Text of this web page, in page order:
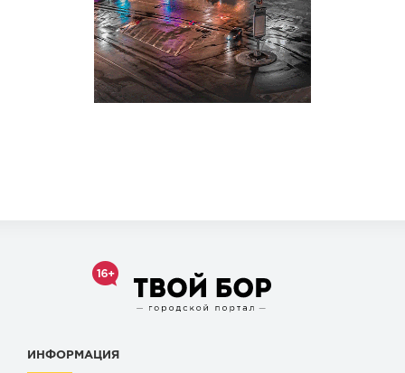
ИНФОРМАЦИЯ